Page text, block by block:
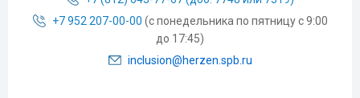
+7 952 207-00-00 (с понедельника по пятницу с 9:00
до 17:45)
inclusion@herzen.spb.ru